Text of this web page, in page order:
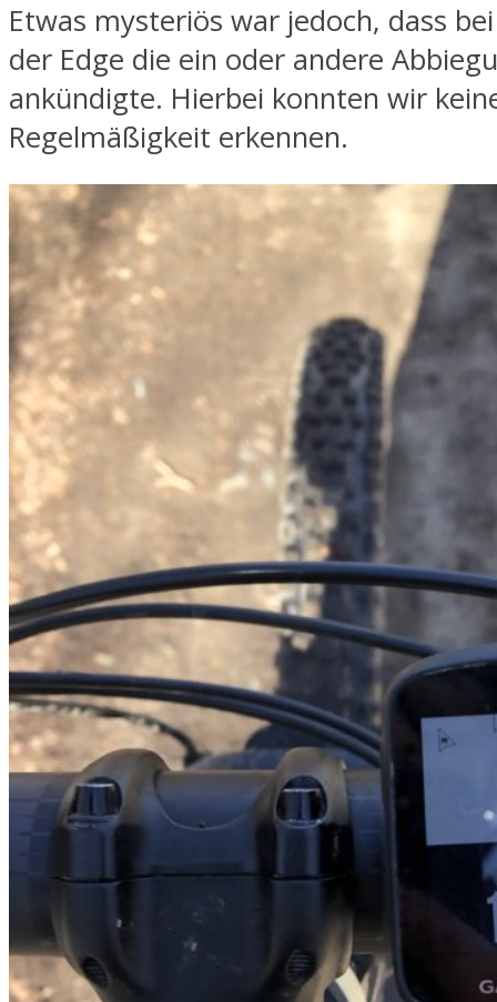
Etwas mysteriös war jedoch, dass
der Edge die ein oder andere
ankündigte. Hierbei konnten wir
Regelmäßigkeit erkennen.